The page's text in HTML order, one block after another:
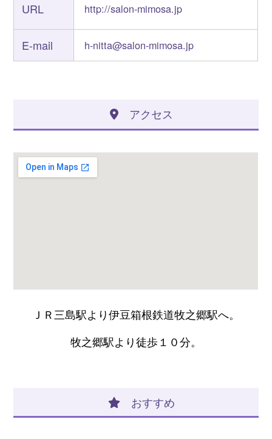
URL http://salon-mimosa.jp
E-mail h-nitta@salon-mimosa.jp
アクセス
ＪＲ三島駅より伊豆箱根鉄道牧之郷駅へ。
牧之郷駅より徒歩１０分。
おすすめ